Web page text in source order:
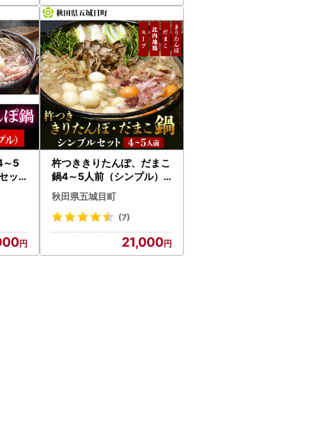
～5
ッ
杵つききりたんぽ、だまこ
鍋4～5人前（シンプル）
鍋セット郷土鍋 郷土料理
お鍋
秋田県五城目町
(7)
21,000